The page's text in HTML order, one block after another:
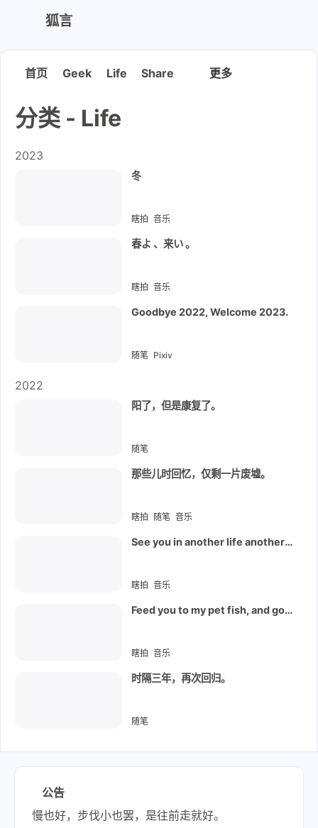
My Blog Narukami.Work
Pandora Box
狐言
首页 Geek Life Share 更多
分类 - Life
2023
冬
瞎拍 音乐
2023-12-18
春よ 、来い 。
瞎拍 音乐
2023-02-27
Goodbye 2022, Welcome 2023.
随笔 Pixiv
2022
阳了，但是康复了。
随笔
2022-12-25
那些儿时回忆，仅剩一片废墟。
瞎拍 随笔 音乐
2022-12-18
See you in another life another
瞎拍 音乐
2022-12-18
Feed you to my pet fish, and go
瞎拍 音乐
2022-12-18
时隔三年，再次回归。
随笔
公告
慢也好，步伐小也罢，是往前走就好。